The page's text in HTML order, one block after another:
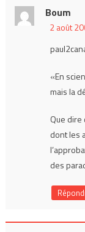
Boum
2 août
«En
mais la
Que dire
dont les
des